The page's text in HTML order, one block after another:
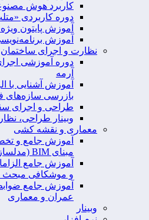
کاربرد هوش
دوره کاربردی
آموزش پایتون
آموزش
نظارت و اجرای ساختمان
دوره آموزشی
آرمه
آموزش آشنایی با
بازرسی سازه‌های
طراحی و اجرای
وبینار طراحی،
معماری و نقشه کشی
مبنای BIM (مدلسازی سازه های فولادی و بتنی)
آموزش جامع
و موشکافی مبحث ۴)
آموزش جامع
عمران و معماری
وبینار